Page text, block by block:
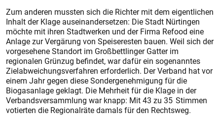
Zum anderen mussten sich die Richter mit dem eigentlichen
Inhalt der Klage auseinandersetzen: Die Stadt Nürtingen
möchte mit ihren Stadtwerken und der Firma Refood eine
Anlage zur Vergärung von Speiseresten bauen. Weil sich der
vorgesehene Standort im Großbettlinger Gatter im
regionalen Grünzug befindet, war dafür ein sogenanntes
Zielabweichungsverfahren erforderlich. Der Verband hat vor
einem Jahr gegen diese Sondergenehmigung für die
Biogasanlage geklagt. Die Mehrheit für die Klage in der
Verbandsversammlung war knapp: Mit 43 zu 35 Stimmen
votierten die Regionalräte damals für den Rechtsweg.